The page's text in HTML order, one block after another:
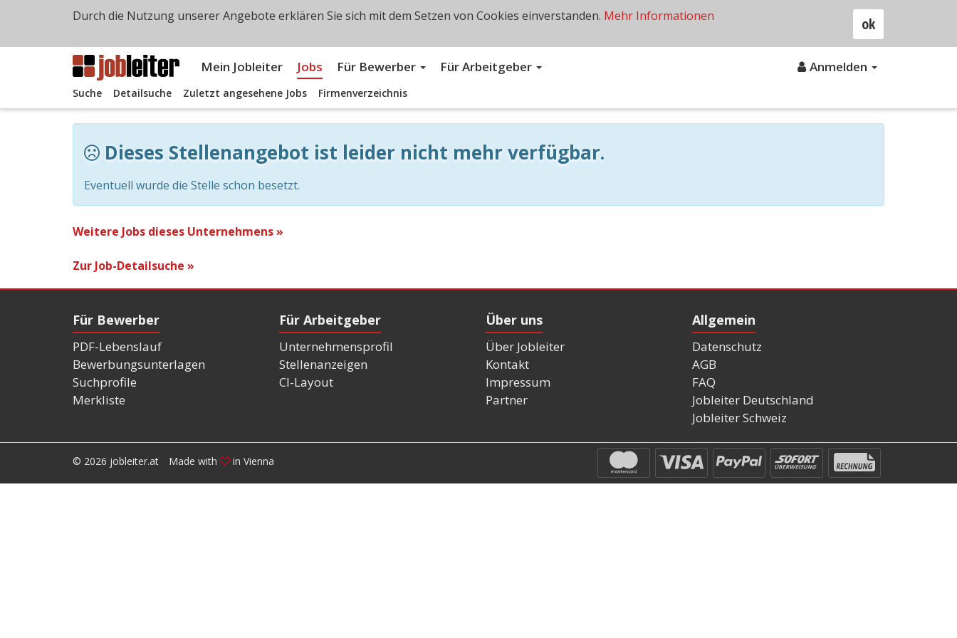
Mein Jobleiter Jobs Für Bewerber Für Arbeitgeber Anmelden
Suche Detailsuche Zuletzt angesehene Jobs Firmenverzeichnis
Dieses Stellenangebot ist leider nicht mehr verfügbar.
Eventuell wurde die Stelle schon besetzt.
Weitere Jobs dieses Unternehmens »
Zur Job-Detailsuche »
Für Bewerber
PDF-Lebenslauf
Bewerbungsunterlagen
Suchprofile
Merkliste
Für Arbeitgeber
Unternehmensprofil
Stellenanzeigen
CI-Layout
Über uns
Über Jobleiter
Kontakt
Impressum
Partner
Allgemein
Datenschutz
AGB
FAQ
Jobleiter Deutschland
Jobleiter Schweiz
© 2026 jobleiter.at Made with in Vienna
ok
Durch die Nutzung unserer Angebote erklären Sie sich mit dem Setzen von Cookies einverstanden. Mehr Informationen